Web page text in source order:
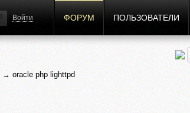
Войти ФОРУМ ПОЛЬЗОВАТЕЛИ
→ oracle php lighttpd